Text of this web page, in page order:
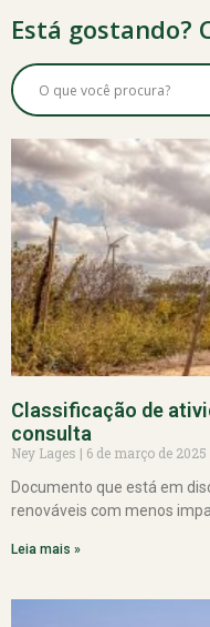
Está gostando?
Classificação de
consulta
Ney Lages
6 de março de 2025
Documento que está em
renováveis com menos
Leia mais »